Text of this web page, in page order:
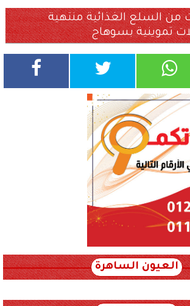
السلع الغذائية منتهية
تموينية بسوهاج
العيون الساهرة